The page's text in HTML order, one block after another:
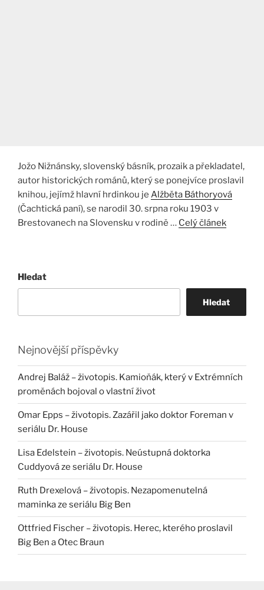
Jožo Nižnánsky, slovenský básník, prozaik a překladatel,
autor historických románů, který se ponejvíce proslavil
knihou, jejímž hlavní hrdinkou je Alžběta Báthoryová
(Čachtická paní), se narodil 30. srpna roku 1903 v
Brestovanech na Slovensku v rodině … Celý článek
Hledat
Hledat
Nejnovější příspěvky
Andrej Baláž – životopis. Kamioňák, který v Extrémních
proměnách bojoval o vlastní život
Omar Epps – životopis. Zazářil jako doktor Foreman v
seriálu Dr. House
Lisa Edelstein – životopis. Neústupná doktorka
Cuddyová ze seriálu Dr. House
Ruth Drexelová – životopis. Nezapomenutelná
maminka ze seriálu Big Ben
Ottfried Fischer – životopis. Herec, kterého proslavil
Big Ben a Otec Braun